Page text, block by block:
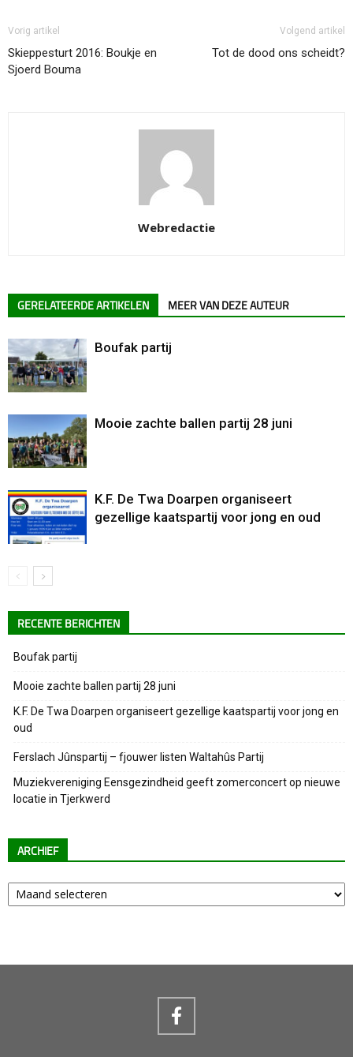
Vorig artikel
Skieppesturt 2016: Boukje en
Sjoerd Bouma
Volgend artikel
Tot de dood ons scheidt?
Webredactie
GERELATEERDE ARTIKELEN MEER VAN DEZE AUTEUR
Boufak partij
Mooie zachte ballen partij 28 juni
K.F. De Twa Doarpen organiseert
gezellige kaatspartij voor jong en oud
RECENTE BERICHTEN
Boufak partij
Mooie zachte ballen partij 28 juni
K.F. De Twa Doarpen organiseert gezellige kaatspartij voor jong en
oud
Ferslach Jûnspartij – fjouwer listen Waltahûs Partij
Muziekvereniging Eensgezindheid geeft zomerconcert op nieuwe
locatie in Tjerkwerd
ARCHIEF
Archief